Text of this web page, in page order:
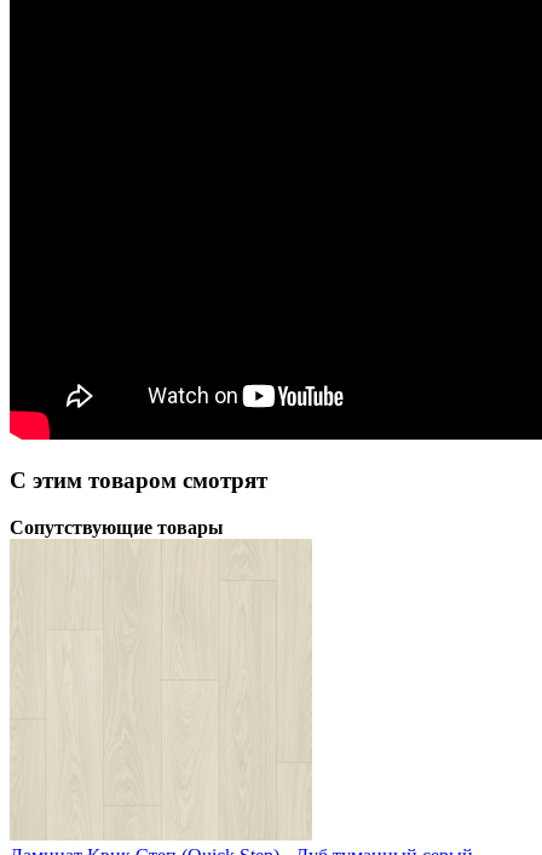
С этим товаром смотрят
Сопутствующие товары